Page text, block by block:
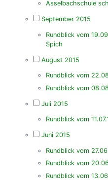
Asselbachschule
September 2015
Rundblick vom
Spich
August 2015
Rundblick vom
Rundblick vom
Juli 2015
Rundblick vom
Juni 2015
Rundblick vom
Rundblick vom
Rundblick vom